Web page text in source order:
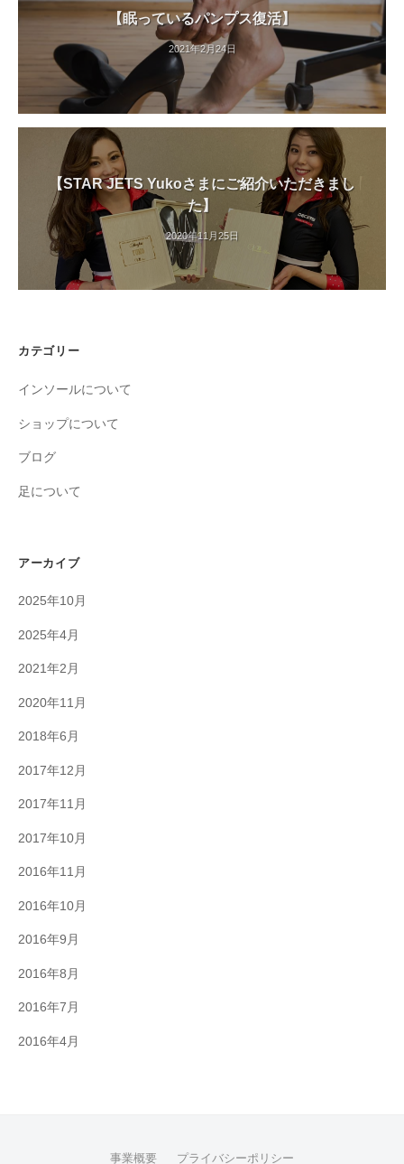
【眠っているパンプス復活】
2021年2月24日
【STAR JETS Yukoさまにご紹介いただきまし
た】
2020年11月25日
カテゴリー
インソールについて
ショップについて
ブログ
足について
アーカイブ
2025年10月
2025年4月
2021年2月
2020年11月
2018年6月
2017年12月
2017年11月
2017年10月
2016年11月
2016年10月
2016年9月
2016年8月
2016年7月
2016年4月
事業概要 プライバシーポリシー